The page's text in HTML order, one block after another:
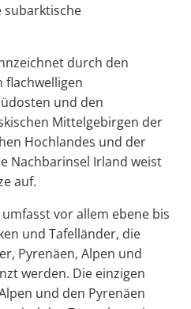
subarktische
durch den
flachwelligen
und den
Mittelgebirgen der
Hochlandes und der
Nachbarinsel Irland weist
auf.
vor allem ebene bis
und Tafelländer, die
Pyrenäen, Alpen und
werden. Die einzigen
und den Pyrenäen